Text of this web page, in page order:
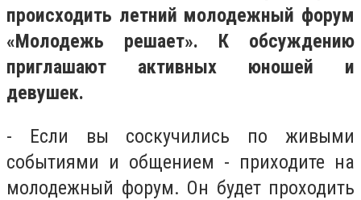
происходить летний молодежный форум
«Молодежь решает». К обсуждению
приглашают активных юношей и
девушек.
- Если вы соскучились по живыми
событиями и общением - приходите на
молодежный форум. Он будет проходить